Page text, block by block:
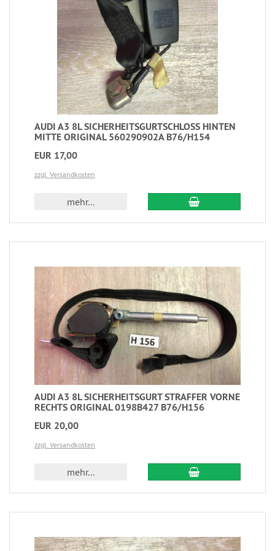
AUDI A3 8L SICHERHEITSGURTSCHLOSS HINTEN
MITTE ORIGINAL 560290902A B76/H154
EUR 17,00
zzgl. Versandkosten
mehr...
AUDI A3 8L SICHERHEITSGURT STRAFFER VORNE
RECHTS ORIGINAL 0198B427 B76/H156
EUR 20,00
zzgl. Versandkosten
mehr...